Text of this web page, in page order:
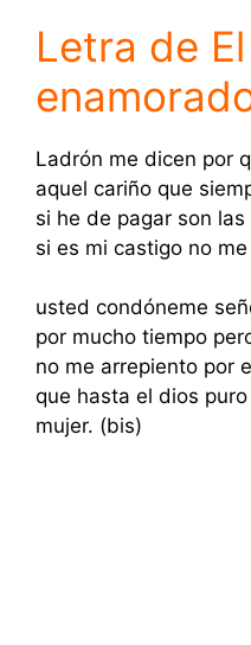
Letra de
Ladrón me dicen por
aquel cariño que
si he de pagar son
si es mi castigo no
usted condóneme
por mucho tiempo
no me arrepiento por
que hasta el dios
mujer. (bis)